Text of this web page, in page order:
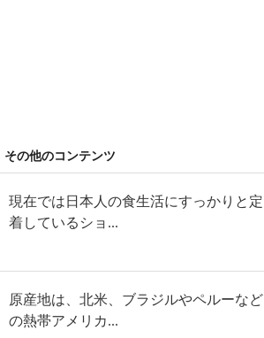
その他のコンテンツ
現在では日本人の食生活にすっかりと定
着しているショ...
原産地は、北米、ブラジルやペルーなど
の熱帯アメリカ...